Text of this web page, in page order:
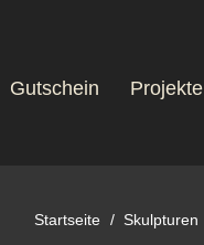
Gutschein Projekte
Startseite Skulpturen